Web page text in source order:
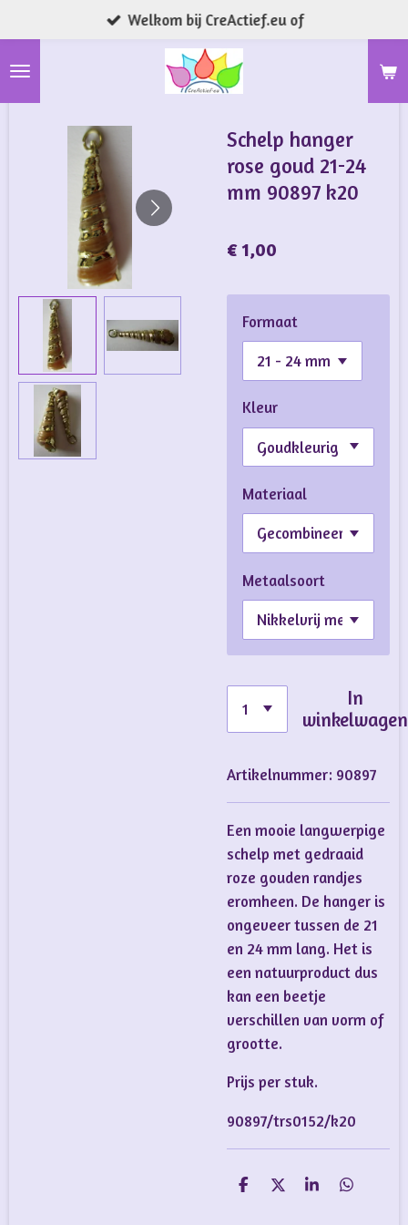
direct
naar
Welkom bij CreActief.eu of
Schelp hanger
rose goud 21-24
mm 90897 k20
€ 1,00
Formaat
Kleur
Materiaal
Metaalsoort
In
winkelwagen
Artikelnummer: 90897
Een mooie langwerpige
schelp met gedraaid
roze gouden randjes
eromheen. De hanger is
ongeveer tussen de 21
en 24 mm lang. Het is
een natuurproduct dus
kan een beetje
verschillen van vorm of
grootte.
Prijs per stuk.
90897/trs0152/k20
D
D
S
D